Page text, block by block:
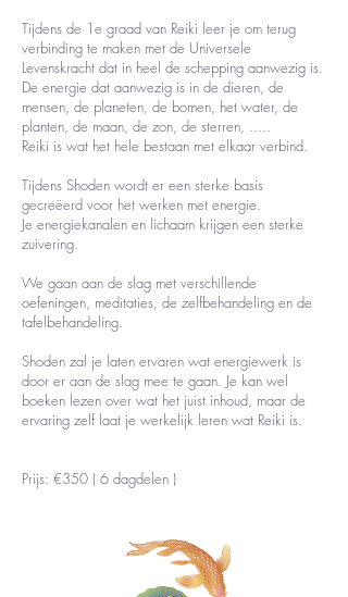
Tijdens de 1e graad van Reiki leer je om terug
verbinding te maken met de Universele
Levenskracht dat in heel de schepping aanwezig is.
De energie dat aanwezig is in de dieren, de
mensen, de planeten, de bomen, het water, de
planten, de maan, de zon, de sterren, .....
Reiki is wat het hele bestaan met elkaar verbind.
Tijdens Shoden wordt er een sterke basis
gecreëerd voor het werken met energie.
Je energiekanalen en lichaam krijgen een sterke
zuivering.
We gaan aan de slag met verschillende
oefeningen, meditaties, de zelfbehandeling en de
tafelbehandeling.
Shoden zal je laten ervaren wat energiewerk is
door er aan de slag mee te gaan. Je kan wel
boeken lezen over wat het juist inhoud, maar de
ervaring zelf laat je werkelijk leren wat Reiki is.
Prijs: €350 ( 6 dagdelen )